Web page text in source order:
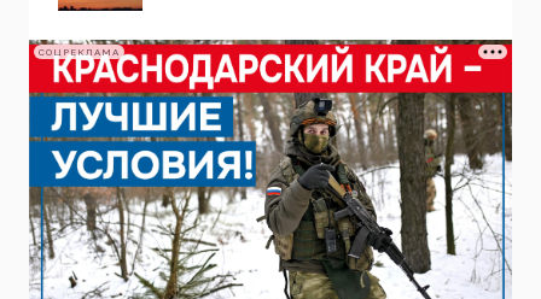
СОЦРЕКЛАМА